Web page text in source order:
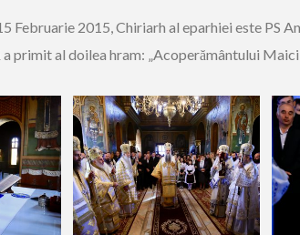
Februarie 2015, Chiriarh al eparhiei este PS
primit al doilea hram: „Acoperământului